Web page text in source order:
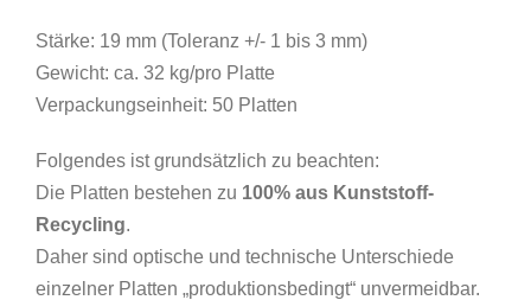
Stärke: 19 mm (Toleranz +/- 1 bis 3 mm)
Gewicht: ca. 32 kg/pro Platte
Verpackungseinheit: 50 Platten
Folgendes ist grundsätzlich zu beachten:
Die Platten bestehen zu 100% aus Kunststoff-
Recycling.
Daher sind optische und technische Unterschiede
einzelner Platten „produktionsbedingt“ unvermeidbar.